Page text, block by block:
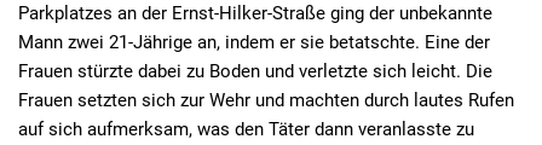
Parkplatzes an der Ernst-Hilker-Straße ging der unbekannte
Mann zwei 21-Jährige an, indem er sie betatschte. Eine der
Frauen stürzte dabei zu Boden und verletzte sich leicht. Die
Frauen setzten sich zur Wehr und machten durch lautes Rufen
auf sich aufmerksam, was den Täter dann veranlasste zu